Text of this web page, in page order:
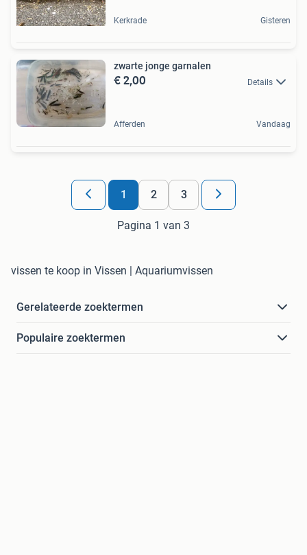
Kerkrade Gisteren
zwarte jonge garnalen
€ 2,00 Details
Afferden Vandaag
1 2 3
Pagina 1 van 3
vissen te koop in Vissen | Aquariumvissen
Gerelateerde zoektermen
Populaire zoektermen